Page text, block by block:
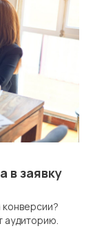
в заявку
аудиторию.